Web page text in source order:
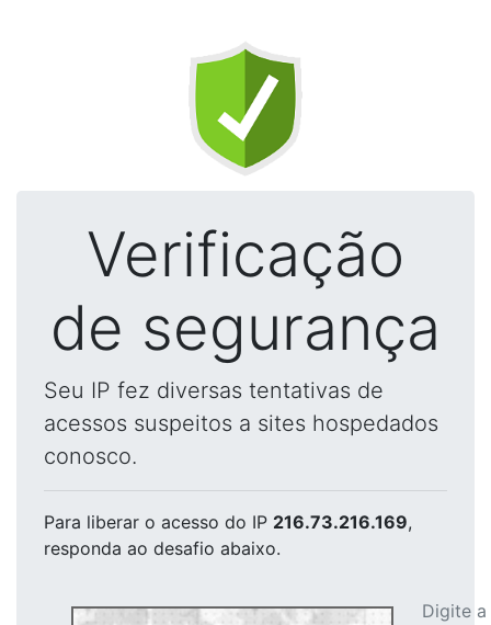
Verificação
de segurança
Seu IP fez diversas tentativas de
acessos suspeitos a sites hospedados
conosco.
Para liberar o acesso do IP 216.73.216.169,
responda ao desafio abaixo.
Digite